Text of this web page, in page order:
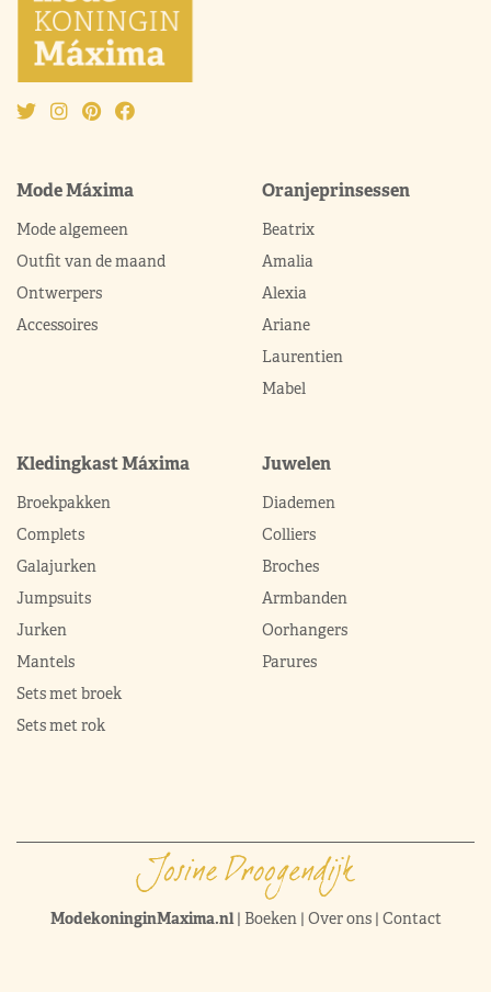
Mode Máxima
Mode algemeen
Outfit van de maand
Ontwerpers
Accessoires
Oranjeprinsessen
Beatrix
Amalia
Alexia
Ariane
Laurentien
Mabel
Kledingkast Máxima
Broekpakken
Complets
Galajurken
Jumpsuits
Jurken
Mantels
Sets met broek
Sets met rok
Juwelen
Diademen
Colliers
Broches
Armbanden
Oorhangers
Parures
ModekoninginMaxima.nl| Boeken| Over ons| Contact